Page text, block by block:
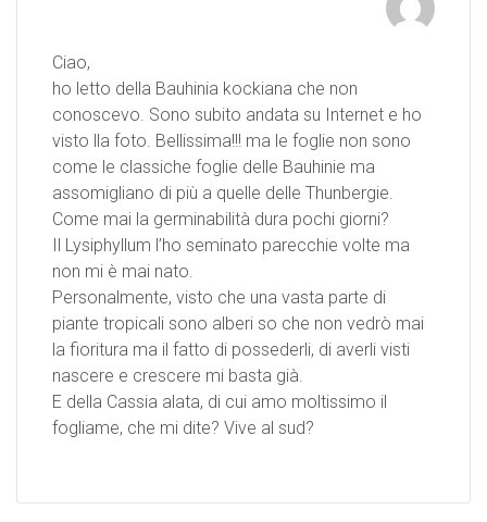
Ciao,
ho letto della Bauhinia kockiana che non
conoscevo. Sono subito andata su Internet e ho
visto lla foto. Bellissima!!! ma le foglie non sono
come le classiche foglie delle Bauhinie ma
assomigliano di più a quelle delle Thunbergie.
Come mai la germinabilità dura pochi giorni?
Il Lysiphyllum l’ho seminato parecchie volte ma
non mi è mai nato.
Personalmente, visto che una vasta parte di
piante tropicali sono alberi so che non vedrò mai
la fioritura ma il fatto di possederli, di averli visti
nascere e crescere mi basta già.
E della Cassia alata, di cui amo moltissimo il
fogliame, che mi dite? Vive al sud?